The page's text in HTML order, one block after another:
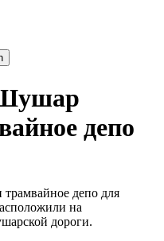
депо
депо для
на
дороги.